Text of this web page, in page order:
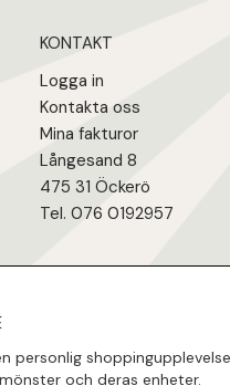
KONTAKT
Logga in
Kontakta oss
Mina fakturor
Långesand 8
475 31 Öckerö
Tel. 076 0192957
personlig
och deras enheter.